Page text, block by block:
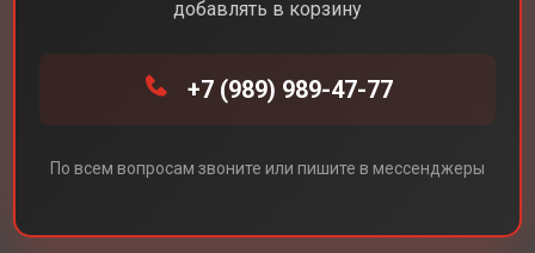
Xiaomi Redmi Note 14
добавлять в корзину
+7 (989) 989-47-77
По всем вопросам звоните или пишите в мессенджеры